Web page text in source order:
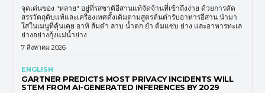
จุดเด่นของ "หลาย" อยู่ที่รสชาติอีสานแท้จัดจ้านที่เข้าถึงง่าย ด้วยการคัด
สรรวัตถุดิบแท้และเครื่องเทศดั้งเดิมตามสูตรต้นตำรับอาหารอีสาน นำมา
ใส่ในเมนูที่คุ้นเคย อาทิ ส้มตำ ลาบ น้ำตก ยำ ต้มแซ่บ ย่าง และอาหารทะเล
ย่างอย่างกุ้งแม่น้ำย่าง
7 สิงหาคม 2026
ENGLISH
GARTNER PREDICTS MOST PRIVACY INCIDENTS WILL
STEM FROM AI-GENERATED INFERENCES BY 2029